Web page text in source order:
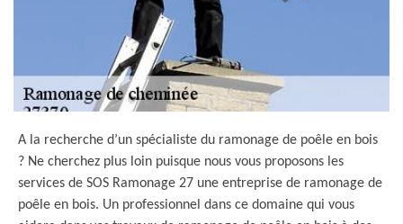
A la recherche d’un spécialiste du ramonage de poêle en bois
? Ne cherchez plus loin puisque nous vous proposons les
services de SOS Ramonage 27 une entreprise de ramonage de
poêle en bois. Un professionnel dans ce domaine qui vous